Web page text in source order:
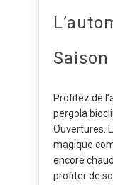
Profitez de
pergola
Ouvertures.
magique
encore
profiter de